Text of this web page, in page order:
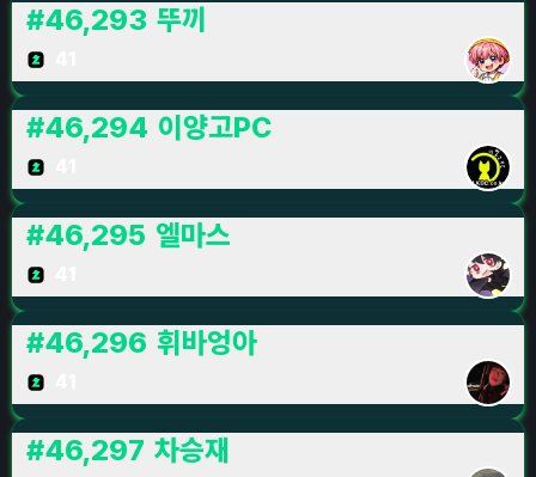
#46,293 뚜끼
#46,294 이양고PC
#46,295 엘마스
#46,296 휘바엉아
#46,297 차승재